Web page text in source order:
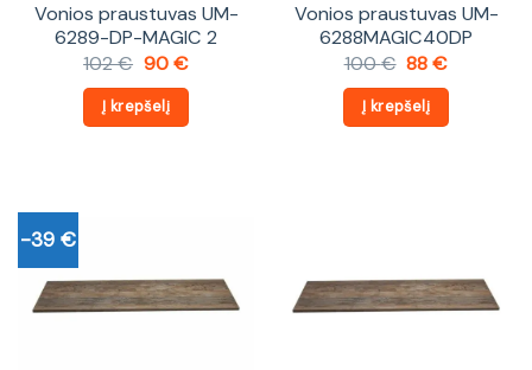
Vonios praustuvas UM-
6289-DP-MAGIC 2
102€ Original
was:
102 €.
90€Current
is:
90 €.
Į krepšelį
Vonios praustuvas UM-
6288MAGIC40DP
100€ Original
was:
100 €.
88€Current
is:
88 €.
Į krepšelį
-39 €